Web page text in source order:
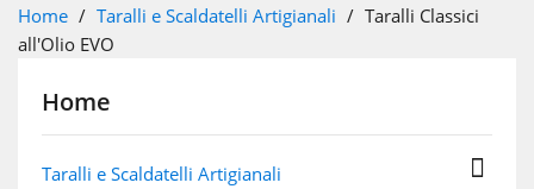
Home Taralli e Scaldatelli Artigianali
Taralli Classici
all'Olio EVO
Home
Taralli e Scaldatelli Artigianali 